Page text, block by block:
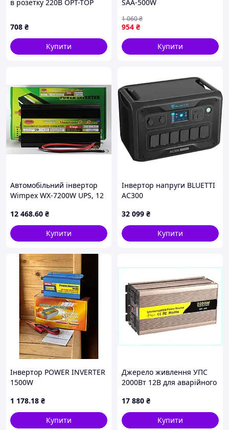
в розетку 220В OPT-TOP
708 ₴
Купити
SAA-500W
954 ₴
1 060₴
Купити
Автомобільний інвертор
Wimpex WX-7200W UPS, 12
12 468.60 ₴
Купити
Інвертор напруги BLUETTI
AC300
32 099 ₴
Купити
Інвертор POWER INVERTER
1500W
1 178.18 ₴
Купити
Джерело живлення УПС
2000Вт 12В для аварійного
17 880 ₴
Купити